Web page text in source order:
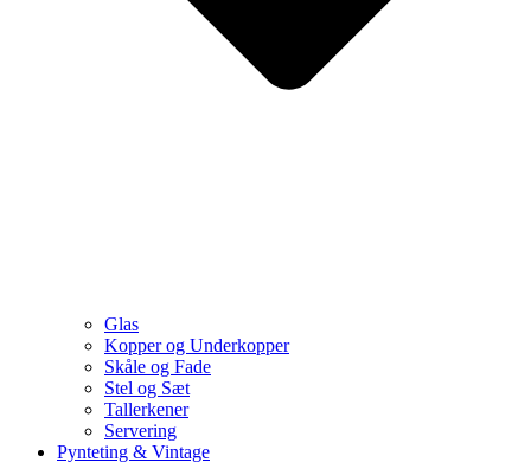
Glas
Kopper og Underkopper
Skåle og Fade
Stel og Sæt
Tallerkener
Servering
Pynteting & Vintage